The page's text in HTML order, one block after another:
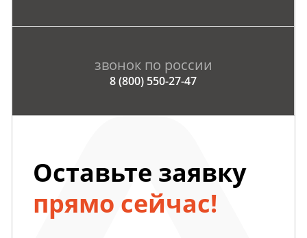
звонок по россии
8 (800) 550-27-47
Оставьте заявку
прямо сейчас!